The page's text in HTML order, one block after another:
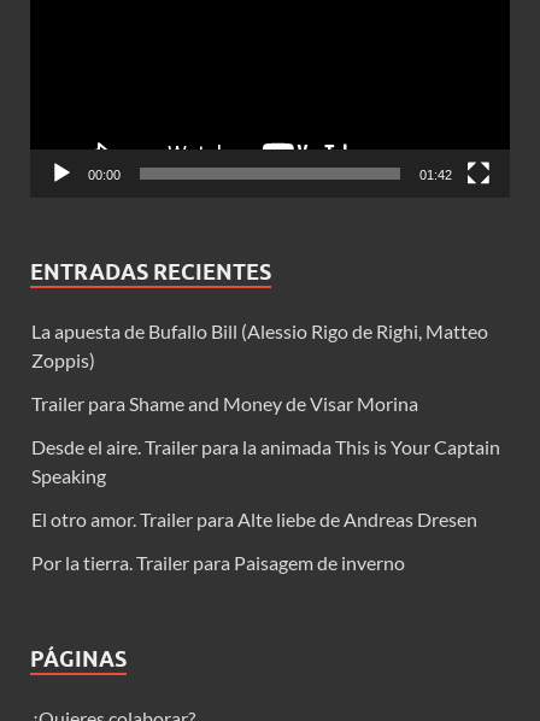
00:00 01:42
ENTRADAS RECIENTES
La apuesta de Bufallo Bill (Alessio Rigo de Righi, Matteo
Zoppis)
Trailer para Shame and Money de Visar Morina
Desde el aire. Trailer para la animada This is Your Captain
Speaking
El otro amor. Trailer para Alte liebe de Andreas Dresen
Por la tierra. Trailer para Paisagem de inverno
PÁGINAS